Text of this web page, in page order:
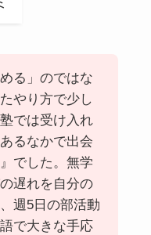
る」のではな
やり方で少し
では受け入れ
るなかで出会
でした。無学
遅れを自分の
週5日の部活動
で大きな手応